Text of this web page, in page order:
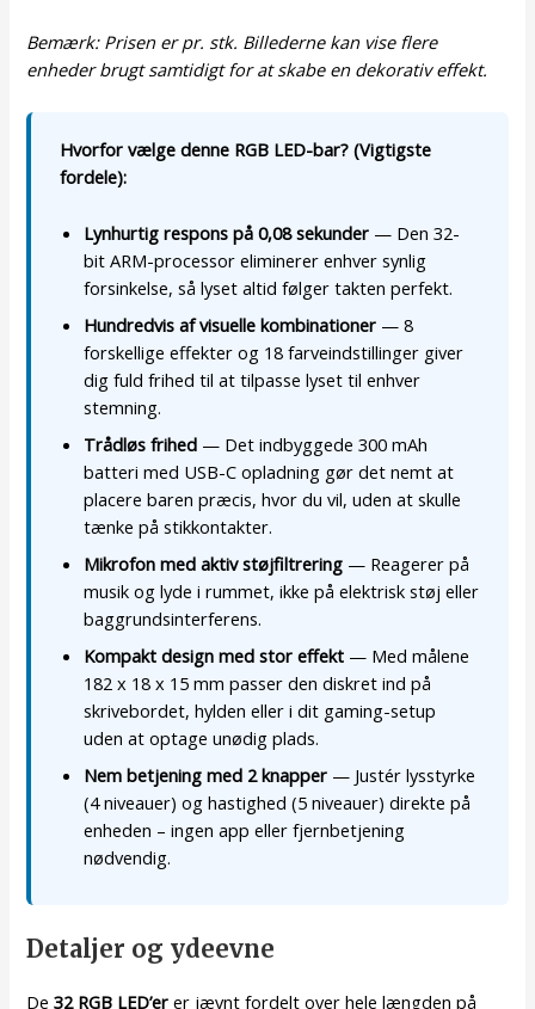
Bemærk: Prisen er pr. stk. Billederne kan vise flere
enheder brugt samtidigt for at skabe en dekorativ effekt.
Hvorfor vælge denne RGB LED-bar? (Vigtigste
fordele):
Lynhurtig respons på 0,08 sekunder — Den 32-
bit ARM-processor eliminerer enhver synlig
forsinkelse, så lyset altid følger takten perfekt.
Hundredvis af visuelle kombinationer — 8
forskellige effekter og 18 farveindstillinger giver
dig fuld frihed til at tilpasse lyset til enhver
stemning.
Trådløs frihed — Det indbyggede 300 mAh
batteri med USB-C opladning gør det nemt at
placere baren præcis, hvor du vil, uden at skulle
tænke på stikkontakter.
Mikrofon med aktiv støjfiltrering — Reagerer på
musik og lyde i rummet, ikke på elektrisk støj eller
baggrundsinterferens.
Kompakt design med stor effekt — Med målene
182 x 18 x 15 mm passer den diskret ind på
skrivebordet, hylden eller i dit gaming-setup
uden at optage unødig plads.
Nem betjening med 2 knapper — Justér lysstyrke
(4 niveauer) og hastighed (5 niveauer) direkte på
enheden – ingen app eller fjernbetjening
nødvendig.
Detaljer og ydeevne
De32 RGB LED’er er jævnt fordelt over hele længden på